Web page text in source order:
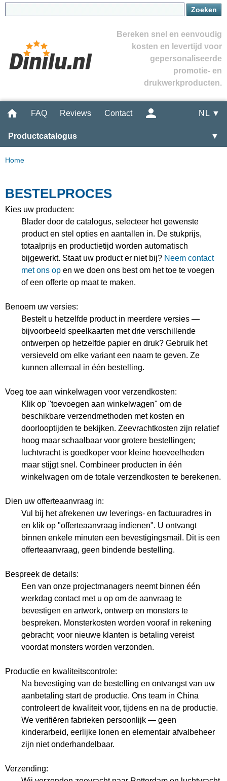
Bereken snel en eenvoudig
kosten en levertijd voor
gepersonaliseerde
promotie- en
drukwerkproducten.
FAQ Reviews Contact NL ▼
Productcatalogus ▼
Home
BESTELPROCES
Kies uw producten:
Blader door de catalogus, selecteer het gewenste
product en stel opties en aantallen in. De stukprijs,
totaalprijs en productietijd worden automatisch
bijgewerkt. Staat uw product er niet bij? Neem contact
met ons op en we doen ons best om het toe te voegen
of een offerte op maat te maken.
Benoem uw versies:
Bestelt u hetzelfde product in meerdere versies —
bijvoorbeeld speelkaarten met drie verschillende
ontwerpen op hetzelfde papier en druk? Gebruik het
versieveld om elke variant een naam te geven. Ze
kunnen allemaal in één bestelling.
Voeg toe aan winkelwagen voor verzendkosten:
Klik op "toevoegen aan winkelwagen" om de
beschikbare verzendmethoden met kosten en
doorlooptijden te bekijken. Zeevrachtkosten zijn relatief
hoog maar schaalbaar voor grotere bestellingen;
luchtvracht is goedkoper voor kleine hoeveelheden
maar stijgt snel. Combineer producten in één
winkelwagen om de totale verzendkosten te berekenen.
Dien uw offerteaanvraag in:
Vul bij het afrekenen uw leverings- en factuuradres in
en klik op "offerteaanvraag indienen". U ontvangt
binnen enkele minuten een bevestigingsmail. Dit is een
offerteaanvraag, geen bindende bestelling.
Bespreek de details:
Een van onze projectmanagers neemt binnen één
werkdag contact met u op om de aanvraag te
bevestigen en artwork, ontwerp en monsters te
bespreken. Monsterkosten worden vooraf in rekening
gebracht; voor nieuwe klanten is betaling vereist
voordat monsters worden verzonden.
Productie en kwaliteitscontrole:
Na bevestiging van de bestelling en ontvangst van uw
aanbetaling start de productie. Ons team in China
controleert de kwaliteit voor, tijdens en na de productie.
We verifiëren fabrieken persoonlijk — geen
kinderarbeid, eerlijke lonen en elementair afvalbeheer
zijn niet onderhandelbaar.
Verzending: